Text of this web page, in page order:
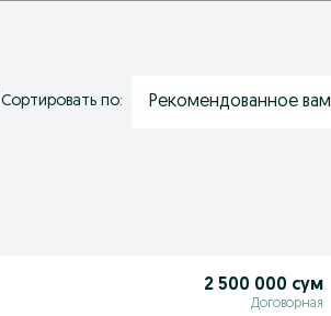
Сортировать по: Рекомендованное вам
2 500 000 сум
Договорная